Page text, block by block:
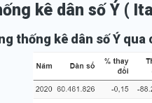
kê dân số Ý (
thống kê dân số Ý qua